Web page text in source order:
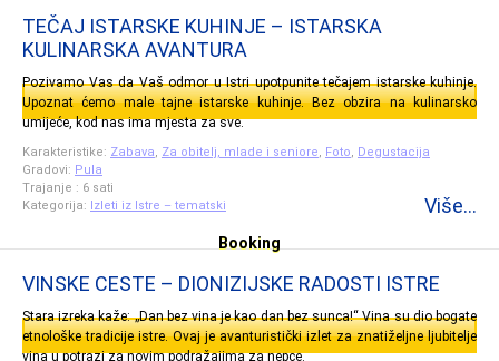
TEČAJ ISTARSKE KUHINJE – ISTARSKA
KULINARSKA AVANTURA
Pozivamo Vas da Vaš odmor u Istri upotpunite tečajem istarske kuhinje.
Upoznat ćemo male tajne istarske kuhinje. Bez obzira na kulinarsko
umijeće, kod nas ima mjesta za sve.
Karakteristike: Zabava, Za obitelj, mlade i seniore, Foto, Degustacija
Gradovi: Pula
Trajanje : 6 sati
Kategorija: Izleti iz Istre – tematski Više...
Booking
VINSKE CESTE – DIONIZIJSKE RADOSTI ISTRE
Stara izreka kaže: „Dan bez vina je kao dan bez sunca!“ Vina su dio bogate
etnološke tradicije istre. Ovaj je avanturistički izlet za znatiželjne ljubitelje
vina u potrazi za novim podražajima za nepce.